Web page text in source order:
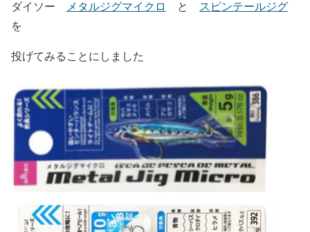
ダイソー メタルジグマイクロ と スピンテールジグ
を
投げてみることにしました